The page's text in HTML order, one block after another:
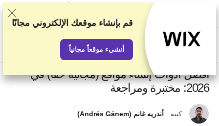
نصنف الخدمات بناء على اختبارات وبحوث صارمة، لكننا نأخذ في الاعتبار أيضًا
تقييماتكم وملاحظاتكم واتفاقياتنا التجارية مع مقدمي الخدمات الآخرين. تحتوي
هذه الصفحة على روابط تابعة.
الإفصاح الإعلاني
US$
أفضل أدوات إنشاء مواقع (مجانية حقًا) في
2026: مختبرة ومراجعة
كتبه: أندريه غانم (Andrés Gánem)
قم بإنشاء موقعك الإلكتروني مجانًا
أنشيء موقعاً مجانياً